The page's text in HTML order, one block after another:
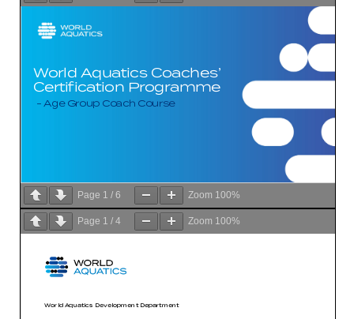
Page 1 / 6 Zoom 100%
Page 1 / 4 Zoom 100%